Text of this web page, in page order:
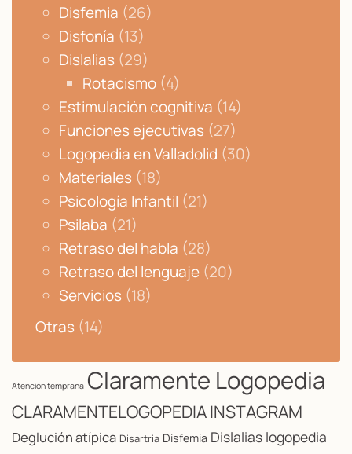
Disfemia (26)
Disfonía (13)
Dislalias (29)
Rotacismo (4)
Estimulación cognitiva (14)
Funciones ejecutivas (27)
Logopedia en Valladolid (30)
Materiales (18)
Psicología Infantil (21)
Psilaba (21)
Retraso del habla (28)
Retraso del lenguaje (20)
Servicios (18)
Otras (14)
Atención temprana Claramente Logopedia
CLARAMENTELOGOPEDIA INSTAGRAM
Deglución atípica Disartria Disfemia Dislalias logopedia